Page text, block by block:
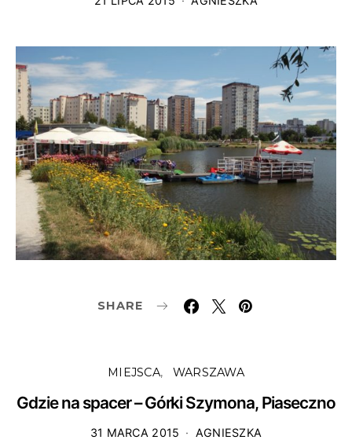
SHARE
MIEJSCA WARSZAWA
Gdzie na spacer – Górki Szymona, Piaseczno
31 MARCA 2015 AGNIESZKA